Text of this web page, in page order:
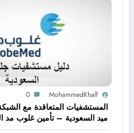
MohammedKhalf
0
المستشفيات المتعاقدة مع
ميد السعودية – تأمين غلوب مد